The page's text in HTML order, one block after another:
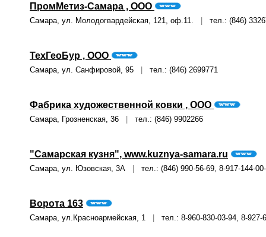
ПромМетиз-Самара , ООО
Самара, ул. Молодогвардейская, 121, оф.11. тел.: (846)
ТехГеоБур , ООО
Самара, ул. Санфировой, 95 тел.: (846) 2699771
Фабрика художественной ковки , ООО
Самара, Грозненская, 36 тел.: (846) 9902266
"Самарская кузня", www.kuznya-samara.ru
Самара, ул. Юзовская, 3А тел.: (846) 990-56-69, 8-917-144-
Ворота 163
Самара, ул.Красноармейская, 1 тел.: 8-960-830-03-94, 8-927-